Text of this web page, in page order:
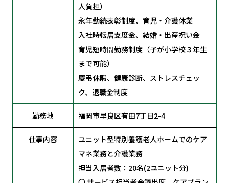
人負担）
永年勤続表彰制度、育児・介護休業
入社時転居支度金、結婚・出産祝い金
育児短時間勤務制度（子が小学校３年生
まで可能）
慶弔休暇、健康診断、ストレスチェッ
ク、退職金制度
勤務地 福岡市早良区有田7丁目2-4
仕事内容
ユニット型特別養護老人ホームでのケア
マネ業務と介護業務
担当入居者数：20名(2ユニット分)